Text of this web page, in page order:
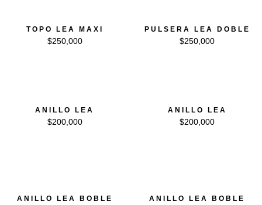
TOPO LEA MAXI
$250,000
PULSERA LEA DOBLE
$250,000
ANILLO LEA
$200,000
ANILLO LEA
$200,000
ANILLO LEA BOBLE ANILLO LEA BOBLE